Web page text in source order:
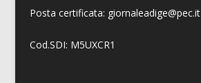
Posta certificata: giornaleadige@pec.it
Cod.SDI: M5UXCR1